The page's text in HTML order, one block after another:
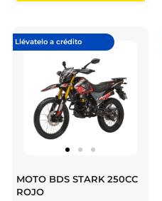
Llévatelo a crédito
MOTO BDS STARK 250CC
ROJO